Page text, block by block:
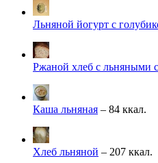
Льняной йогурт с
Ржаной хлеб с льняными
Каша льняная – 84 ккал.
Хлеб льняной – 207 ккал.